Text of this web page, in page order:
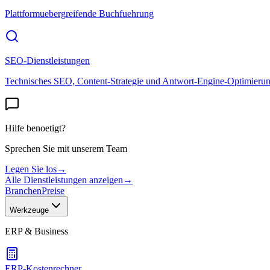
Plattformuebergreifende Buchfuehrung
SEO-Dienstleistungen
Technisches SEO, Content-Strategie und Antwort-Engine-
Hilfe benoetigt?
Sprechen Sie mit unserem Team
Legen Sie los→
Alle Dienstleistungen anzeigen →
BranchenPreise
Werkzeuge
ERP & Business